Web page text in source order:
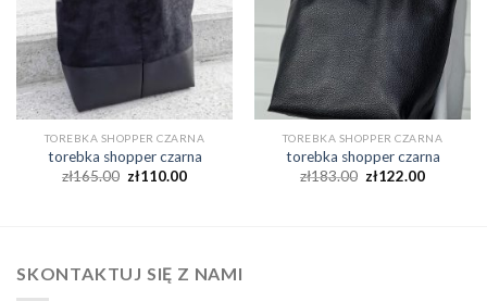
TOREBKA SHOPPER CZARNA
torebka shopper czarna
zł165.00 zł110.00
TOREBKA SHOPPER CZARNA
torebka shopper czarna
zł183.00 zł122.00
SKONTAKTUJ SIĘ Z NAMI